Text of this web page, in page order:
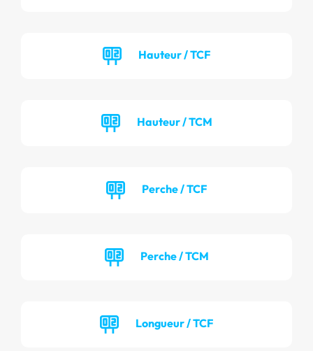
Hauteur / TCF
Hauteur / TCM
Perche / TCF
Perche / TCM
Longueur / TCF